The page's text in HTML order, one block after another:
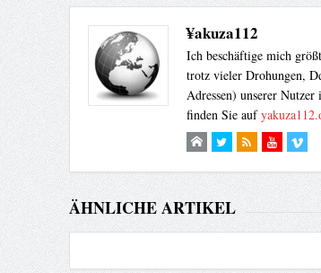
¥akuza112
Ich beschäftige mich
trotz vieler Drohungen,
Adressen) unserer
finden Sie auf
ÄHNLICHE ARTIKEL